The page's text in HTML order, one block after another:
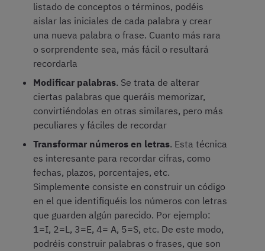
listado de conceptos o términos, podéis
aislar las iniciales de cada palabra y crear
una nueva palabra o frase. Cuanto más rara
o sorprendente sea, más fácil o resultará
recordarla
Modificar palabras. Se trata de alterar
ciertas palabras que queráis memorizar,
convirtiéndolas en otras similares, pero más
peculiares y fáciles de recordar
Transformar números en letras. Esta técnica
es interesante para recordar cifras, como
fechas, plazos, porcentajes, etc.
Simplemente consiste en construir un código
en el que identifiquéis los números con letras
que guarden algún parecido. Por ejemplo:
1=I, 2=L, 3=E, 4= A, 5=S, etc. De este modo,
podréis construir palabras o frases, que son